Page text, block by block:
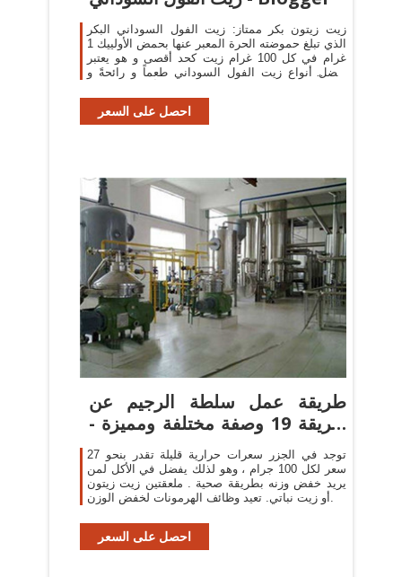
زيت زيتون بكر ممتاز: زيت الفول السوداني البكر
الذي تبلغ حموضته الحرة المعبر عنها بحمض الأولييك 1
غرام في كل 100 غرام زيت كحد أقصى و هو يعتبر
أفضل أنواع زيت الفول السوداني طعماً و رائحةً و
احصل على السعر
طريقة عمل سلطة الرجيم عن
طريقة 19 وصفة مختلفة ومميزة -
تحويجة
توجد في الجزر سعرات حرارية قليلة تقدر بنحو 27
سعر لكل 100 جرام ، وهو لذلك يفضل في الأكل لمن
يريد خفض وزنه بطريقة صحية . ملعقتين زيت زيتون
أو زيت نباتي. تعيد وظائف الهرمونات لخفض الوزن.
احصل على السعر